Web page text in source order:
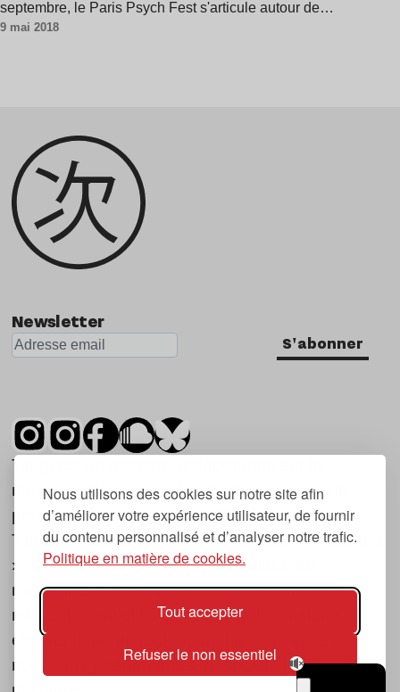
Nous utilisons des cookies sur notre site afin
d’améliorer votre expérience utilisateur, de fournir
du contenu personnalisé et d’analyser notre trafic.
Politique en matière de cookies.
Tout accepter
Refuser le non essentiel
septembre, le Paris Psych Fest s'articule autour de…
9 mai 2018
Newsletter
S'abonner
Tsugi est un mensuel indépendant sur la
musique et les nouvelles tendances, dont la
première parution date de 2007.
Tsugi en japonais signifie « prochain », « suivant
», ce qui correspond à la thématique du
magazine, à l’affût des nouvelles tendances
musicales, qu’elles viennent de la musique
électronique, du rock ou du hip hop, et des
nouveaux phénomènes de société liés à la